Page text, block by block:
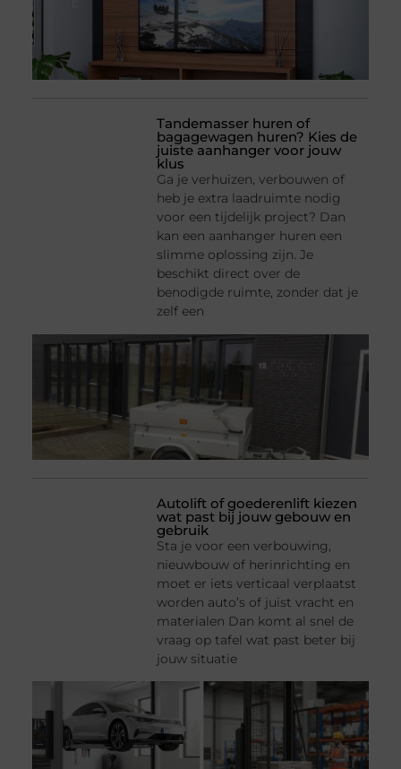
Tandemasser huren of
bagagewagen huren? Kies de
juiste aanhanger voor jouw
klus
Ga je verhuizen, verbouwen of
heb je extra laadruimte nodig
voor een tijdelijk project? Dan
kan een aanhanger huren een
slimme oplossing zijn. Je
beschikt direct over de
benodigde ruimte, zonder dat je
zelf een
Autolift of goederenlift kiezen
wat past bij jouw gebouw en
gebruik
Sta je voor een verbouwing,
nieuwbouw of herinrichting en
moet er iets verticaal verplaatst
worden auto’s of juist vracht en
materialen Dan komt al snel de
vraag op tafel wat past beter bij
jouw situatie